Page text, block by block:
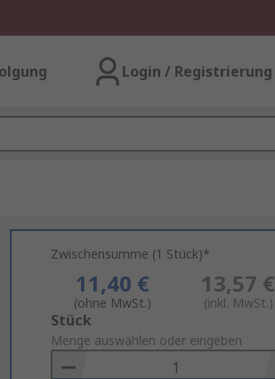
Login / Registrierung
Zwischensumme (1 Stück)*
11,40 €
(ohne MwSt.)
13,57 €
(inkl. MwSt.)
Add
to
Basket
Stück
Menge auswählen oder eingeben